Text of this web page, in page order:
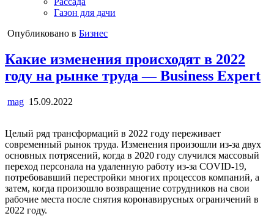
Газон для дачи
Опубликовано в Бизнес
Какие изменения происходят в 2022
году на рынке труда — Business Expert
mag 15.09.2022
Целый ряд трансформаций в 2022 году переживает
современный рынок труда. Изменения произошли из-за двух
основных потрясений, когда в 2020 году случился массовый
переход персонала на удаленную работу из-за COVID-19,
потребовавший перестройки многих процессов компаний, а
затем, когда произошло возвращение сотрудников на свои
рабочие места после снятия коронавирусных ограничений в
2022 году.